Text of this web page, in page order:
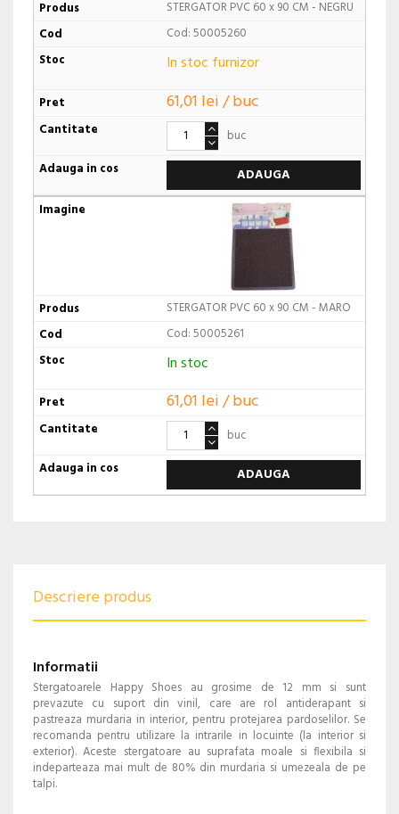
STERGATOR PVC 60 x 90 CM - NEGRU
Cod: 50005260
In stoc furnizor
61,01 lei / buc
buc
ADAUGA
STERGATOR PVC 60 x 90 CM - MARO
Cod: 50005261
In stoc
61,01 lei / buc
buc
ADAUGA
Descriere produs
Informatii
Stergatoarele Happy Shoes au grosime de 12 mm si sunt
prevazute cu suport din vinil, care are rol antiderapant si
pastreaza murdaria in interior, pentru protejarea pardoselilor. Se
recomanda pentru utilizare la intrarile in locuinte (la interior si
exterior). Aceste stergatoare au suprafata moale si flexibila si
indeparteaza mai mult de 80% din murdaria si umezeala de pe
talpi.